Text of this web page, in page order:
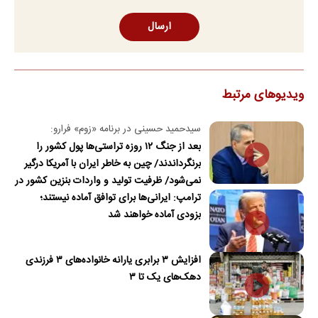
ارسال
ویدیوهای مرتبط
سیدحمید حسینی در برنامه «زوم» فرارو:
بعد از جنگ ۱۲ روزه تراستی‌ها پول کشور را
برنگرداندند/ چین به خاطر ایران با آمریکا درگیر
نمی‌شود/ ظرفیت تولید و واردات بنزین کشور در
جنگ آسیب دید/حدود ۶۰ روز توانایی ذخیره
نفت در محاصره را داریم
ترامپ: ایرانی‌ها برای توافق آماده نیستند؛
بزودی آماده خواهند شد
افزایش ۳ برابری یارانه خانواده‌های ۳ فرزندی
دهک‌های یک تا ۳